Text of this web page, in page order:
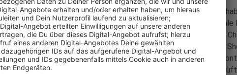
Einem entsprechenden Antrag von CDU und Grünen in Düsseldorf
Fraktionen im Stadtrat zugestimmt, berichtet die dpa. Eine zentrale
zentrales Feuerwerk am Rhein im Bereich der Altstadt böten eine
Unterhaltung und mehr Sicherheit, heißt es in dem Antrag. Mit der
des Böllerverbots im Bereich der Altstadt und eine verschärfte
einhergehen. Die Verwaltung hatte das schon vor vier Jahren